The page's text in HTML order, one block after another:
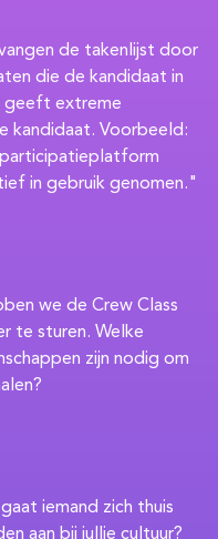
de takenlijst door
die de kandidaat in
geeft extreme
kandidaat. Voorbeeld:
participatieplatform
in gebruik genomen."
we de Crew Class
te sturen. Welke
zijn nodig om
iemand zich thuis
aan bij jullie cultuur?